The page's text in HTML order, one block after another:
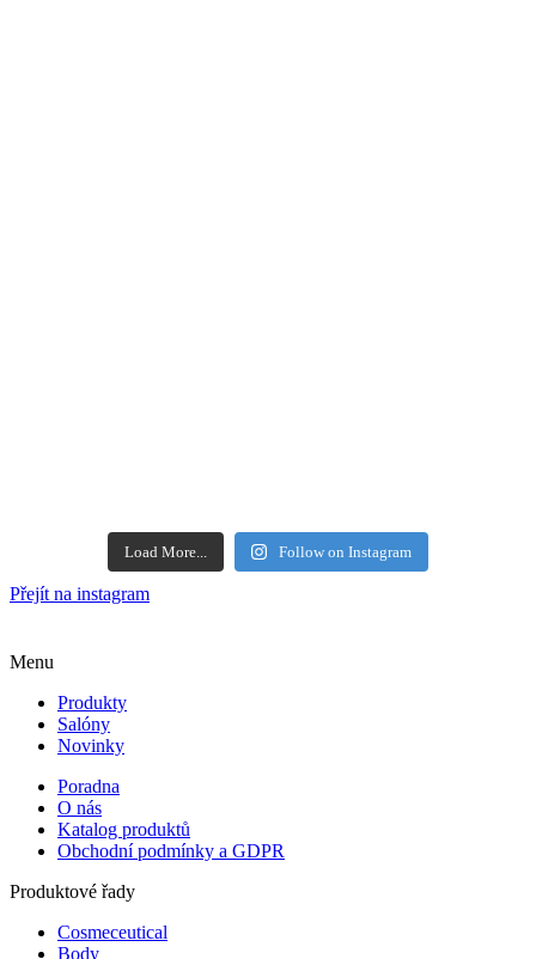
Load More... Follow on Instagram
Přejít na instagram
Menu
Produkty
Salóny
Novinky
Poradna
O nás
Katalog produktů
Obchodní podmínky a GDPR
Produktové řady
Cosmeceutical
Body